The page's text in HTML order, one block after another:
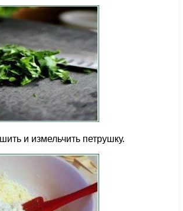
и измельчить петрушку.